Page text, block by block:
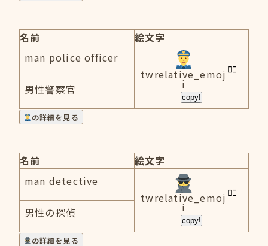
名前
絵文字
man police officer
twrelative_emoj
i
copy!
男性警察官
の詳細を見る
名前
絵文字
man detective
twrelative_emoj
i
copy!
男性の探偵
の詳細を見る